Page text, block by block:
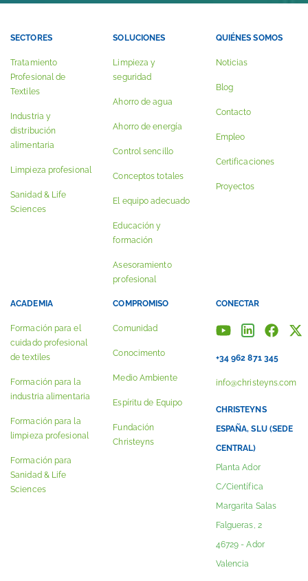
SECTORES
Tratamiento
Profesional de
Textiles
Industria y
distribución
alimentaria
Limpieza profesional
Sanidad & Life
Sciences
SOLUCIONES
Limpieza y
seguridad
Ahorro de agua
Ahorro de energía
Control sencillo
Conceptos totales
El equipo adecuado
Educación y
formación
Asesoramiento
profesional
QUIÉNES SOMOS
Noticias
Blog
Contacto
Empleo
Certificaciones
Proyectos
ACADEMIA
Formación para el
cuidado profesional
de textiles
Formación para la
industria alimentaria
Formación para la
limpieza profesional
Formación para
Sanidad & Life
Sciences
COMPROMISO
Comunidad
Conocimento
Medio Ambiente
Espíritu de Equipo
Fundación
Christeyns
CONECTAR
+34 962 871 345
info@christeyns.com
CHRISTEYNS
ESPAÑA, SLU (SEDE
CENTRAL)
Planta Ador
C/Científica
Margarita Salas
Falgueras, 2
46729 - Ador
Valencia